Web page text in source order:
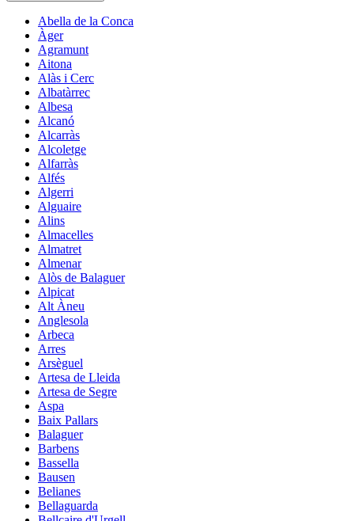
Abella de la Conca
Àger
Agramunt
Aitona
Alàs i Cerc
Albatàrrec
Albesa
Alcanó
Alcarràs
Alcoletge
Alfarràs
Alfés
Algerri
Alguaire
Alins
Almacelles
Almatret
Almenar
Alòs de Balaguer
Alpicat
Alt Àneu
Anglesola
Arbeca
Arres
Arsèguel
Artesa de Lleida
Artesa de Segre
Aspa
Baix Pallars
Balaguer
Barbens
Bassella
Bausen
Belianes
Bellaguarda